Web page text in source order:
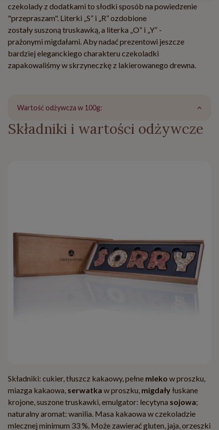
czekolady z dodatkami to słodki sposób na powiedzenie
"przepraszam". Literki „S” i „R” ozdobione
zostały suszoną truskawką, a literka „O” i „Y” -
prażonymi migdałami. Aby nadać prezentowi jeszcze
bardziej eleganckiego charakteru czekoladki
zapakowaliśmyw skrzyneczkę z lakierowanego drewna.
Wartość odżywcza w 100g:
Składniki i wartości odżywcze
Składniki: cukier, tłuszcz kakaowy, pełne mleko w proszku,
miazga kakaowa, serwatka w proszku, migdałyłuskane
krojone, suszone truskawki, emulgator: lecytyna sojowa;
naturalny aromat: wanilia. Masa kakaowa w czekoladzie
mlecznej minimum 33 %. Może zawierać gluten, jaja, orzeszki